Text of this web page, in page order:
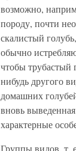
возможно,
породу, почти
скалистый
обычно
чтобы трубастый
нибудь другого
домашних
вновь
характерные
Группы видов, т.